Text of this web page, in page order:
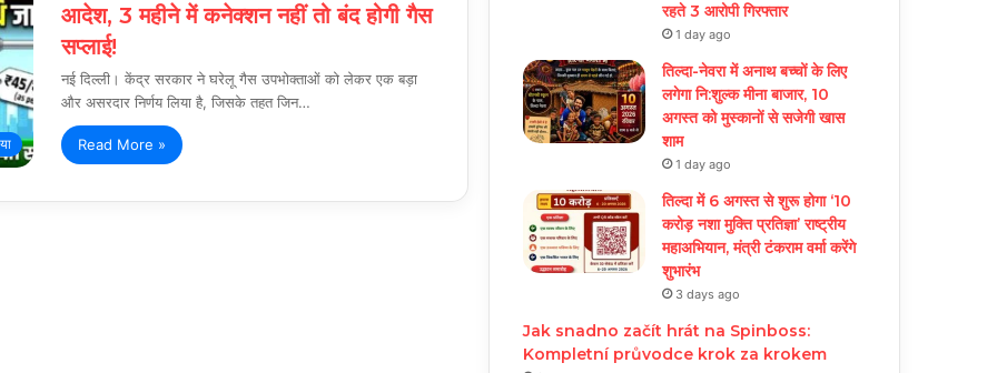
आदेश, 3 महीने में कनेक्शन नहीं तो बंद होगी गैस
सप्लाई!
नई दिल्ली। केंद्र सरकार ने घरेलू गैस उपभोक्ताओं को लेकर एक बड़ा
और असरदार निर्णय लिया है, जिसके तहत जिन…
Read More »
रहते 3 आरोपी गिरफ्तार
1 day ago
तिल्दा-नेवरा में अनाथ बच्चों के लिए
लगेगा नि:शुल्क मीना बाजार, 10
अगस्त को मुस्कानों से सजेगी खास
शाम
1 day ago
तिल्दा में 6 अगस्त से शुरू होगा ‘10
करोड़ नशा मुक्ति प्रतिज्ञा’ राष्ट्रीय
महाअभियान, मंत्री टंकराम वर्मा करेंगे
शुभारंभ
3 days ago
Jak snadno začít hrát na Spinboss:
Kompletní průvodce krok za krokem